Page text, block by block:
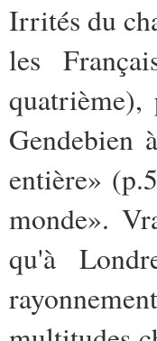
Irrités du
les
Gendebien
entière»
monde».
qu'à